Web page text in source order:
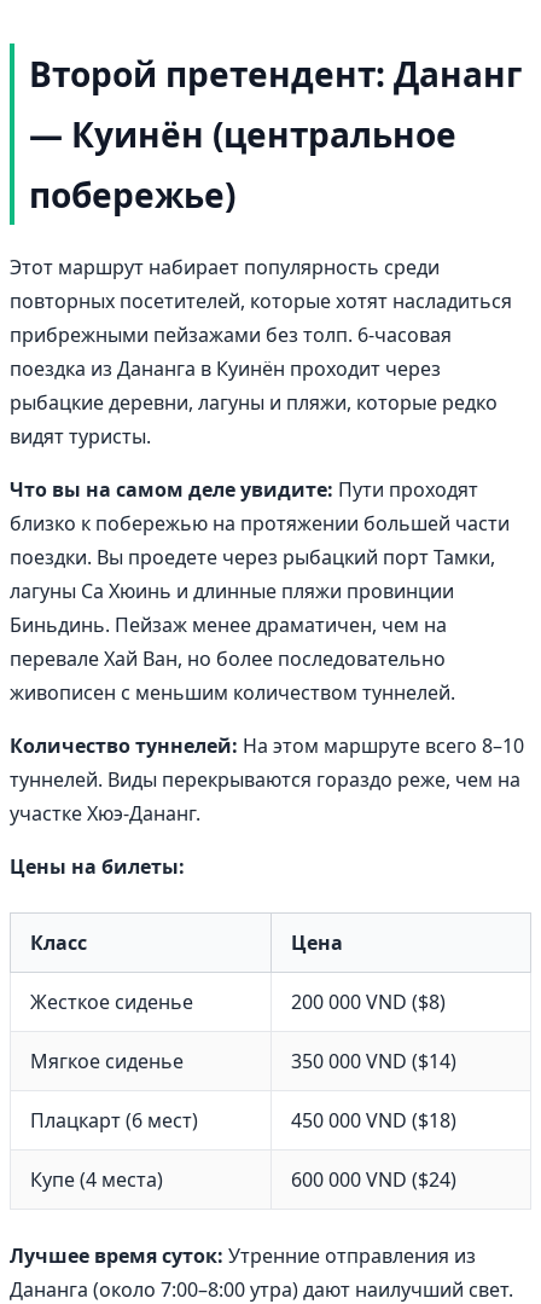
Второй претендент: Дананг
— Куинён (центральное
побережье)
Этот маршрут набирает популярность среди
повторных посетителей, которые хотят насладиться
прибрежными пейзажами без толп. 6-часовая
поездка из Дананга в Куинён проходит через
рыбацкие деревни, лагуны и пляжи, которые редко
видят туристы.
Что вы на самом деле увидите: Пути проходят
близко к побережью на протяжении большей части
поездки. Вы проедете через рыбацкий порт Тамки,
лагуны Са Хюинь и длинные пляжи провинции
Биньдинь. Пейзаж менее драматичен, чем на
перевале Хай Ван, но более последовательно
живописен с меньшим количеством туннелей.
Количество туннелей: На этом маршруте всего 8–10
туннелей. Виды перекрываются гораздо реже, чем на
участке Хюэ-Дананг.
Цены на билеты:
Класс Цена
Жесткое сиденье 200 000 VND ($8)
Мягкое сиденье 350 000 VND ($14)
Плацкарт (6 мест) 450 000 VND ($18)
Купе (4 места) 600 000 VND ($24)
Лучшее время суток: Утренние отправления из
Дананга (около 7:00–8:00 утра) дают наилучший свет.